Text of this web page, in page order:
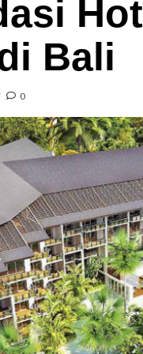
Bali
0